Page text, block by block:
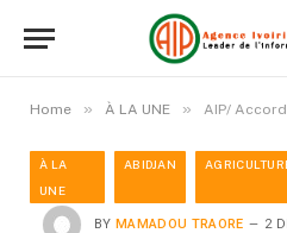
Home » À LA UNE » AIP/ Accord pour une
À LA
UNE
ABIDJAN
BY MAMADOU TRAORE 2